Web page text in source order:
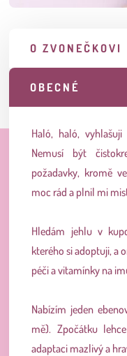
O ZVONEČKOVI
OBECNÉ
Haló, haló,
Nemusí být
požadavky, kromě
moc rád a plnil mi
Hledám jehlu v
kterého si adoptuji, a
péči a vitamínky na
Nabízím jeden
mě). Zpočátku
adaptaci mazlivý a